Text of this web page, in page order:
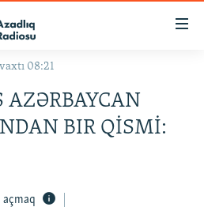
08:21
BIR QİSMİ:
açmaq